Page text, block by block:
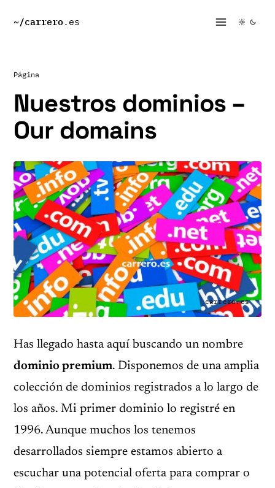
~/carrero.es
Página
Nuestros dominios –
Our domains
carrero.es
Has llegado hasta aquí buscando un nombre
dominio premium. Disponemos de una amplia
colección de dominios registrados a lo largo de
los años. Mi primer dominio lo registré en
1996. Aunque muchos los tenemos
desarrollados siempre estamos abierto a
escuchar una potencial oferta para comprar o